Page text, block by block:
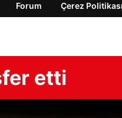
Forum Çerez Politikası
etti